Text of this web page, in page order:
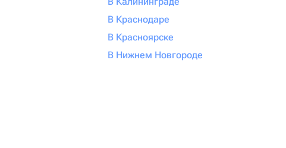
В Краснодаре
В Красноярске
В Нижнем Новгороде